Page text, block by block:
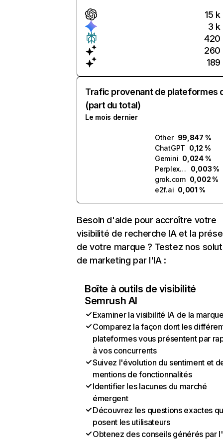
15 k
3 k
420
260
189
Trafic provenant de plateformes
(part du total)
Le mois dernier
Other 99,847 %
ChatGPT 0,12 %
Gemini 0,024 %
Perplexity
0,003 %
grok.com 0,002 %
e2f.ai 0,001 %
Besoin d'aide pour accroître votre
visibilité de recherche IA et la
de votre marque ? Testez nos
de marketing par l'IA :
Boîte à outils de visibilité
Semrush AI
Examiner la visibilité IA de la
Comparez la façon dont les
plateformes vous présentent par
à vos concurrents
Suivez l'évolution du sentiment et
mentions de fonctionnalités
Identifier les lacunes du marché
émergent
Découvrez les questions exactes
posent les utilisateurs
Obtenez des conseils générés par